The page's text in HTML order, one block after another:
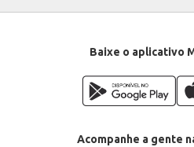
Baixe o aplicativo
Acompanhe a gente